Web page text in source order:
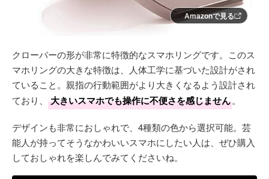
Amazonで見る
クローバーの形が非常に特徴的なスマホリングです。このス
マホリングの大きな特徴は、人体工学に基づいた設計がされ
ていること。親指の行動範囲がより大きくなるよう設計され
ており、
大きいスマホでも操作に不便さを感じません。
デザインも非常におしゃれで、4種類の色から選択可能。芸
能人が持ってそうなかわいいスマホにしたい人は、ぜひ購入
しておしゃれを楽しんでみてくださいね。